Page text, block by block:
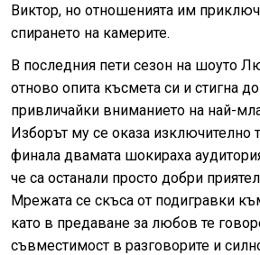
Виктор, но отношенията им
спирането на камерите.
В последния пети сезон на шоуто
отново опита късмета си и стигна
привличайки вниманието на най-
Изборът му се оказа изключително
финала двамата шокираха
че са останали просто добри
Мрежата се скъса от подигравки
като в предаване за любов те
съвместимост в разговорите и